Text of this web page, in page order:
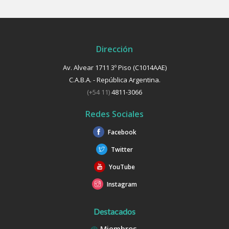
Dirección
Av. Alvear 1711 3º Piso (C1014AAE)
C.A.B.A. - República Argentina.
(+54 11)4811-3066
Redes Sociales
Facebook
Twitter
YouTube
Instagram
Destacados